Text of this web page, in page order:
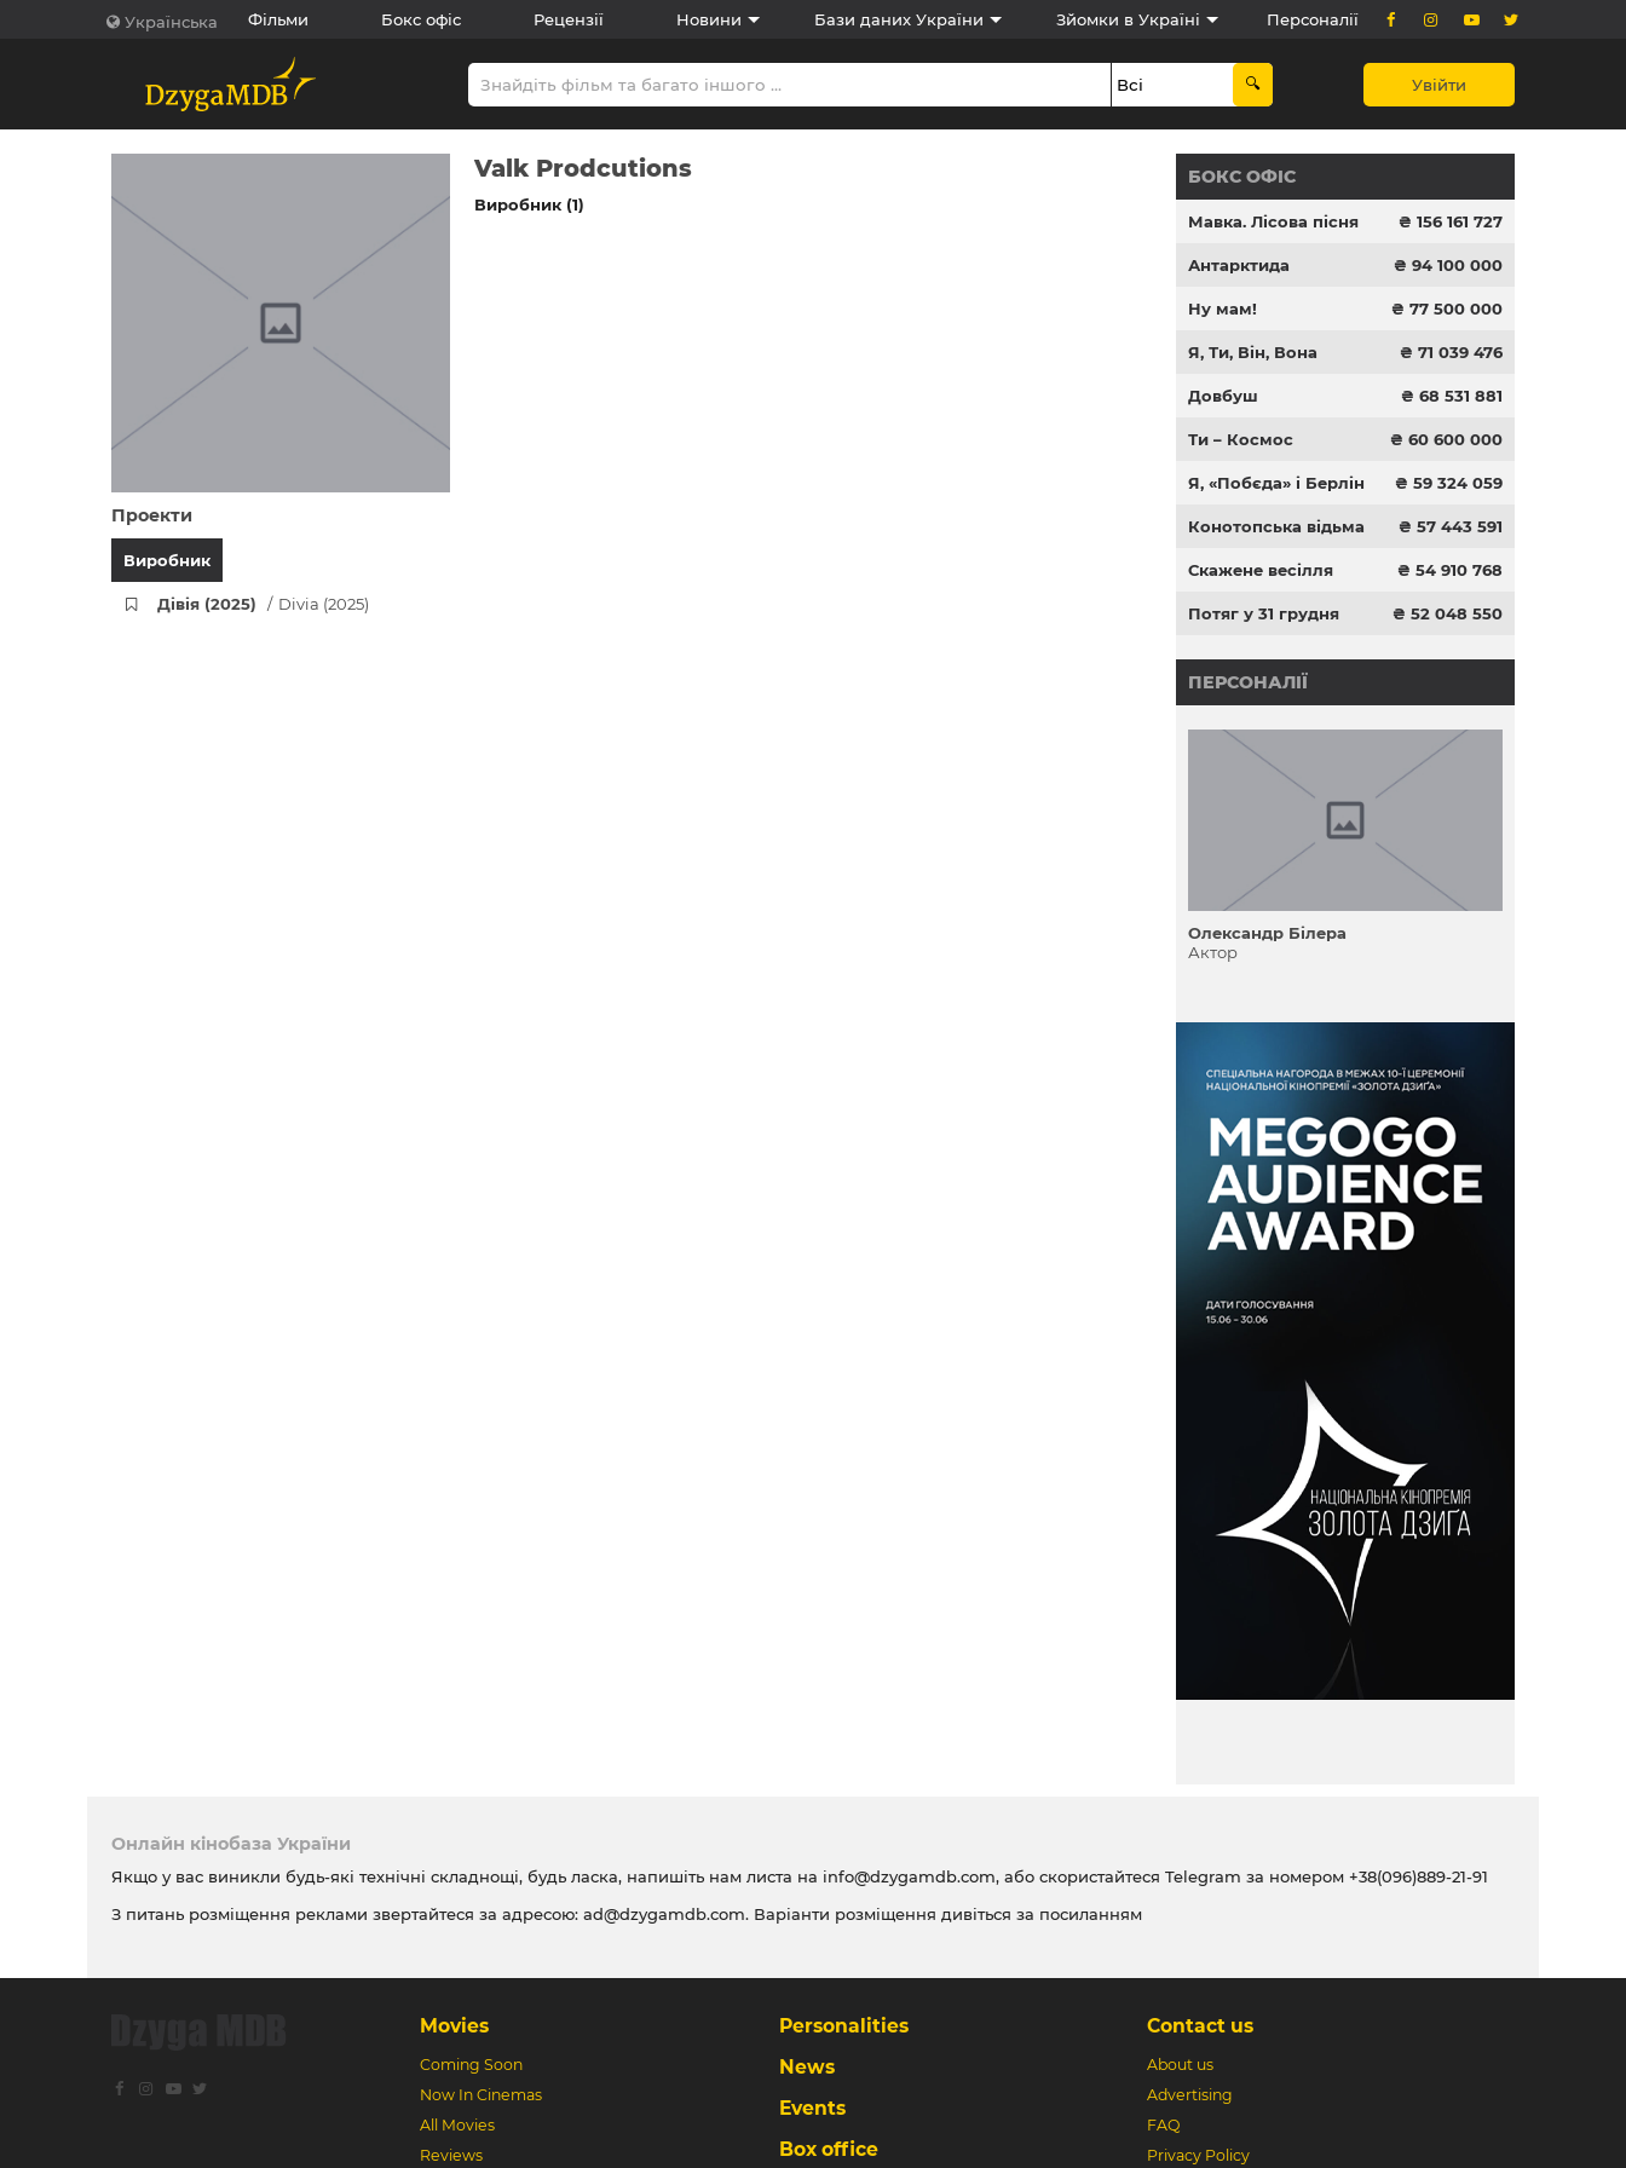
Українська Фільми Бокс офіс Рецензії Новини Бази даних України Зйомки в Україні Персоналії
Увійти
Valk Prodcutions
Виробник (1)
Проекти
Виробник
Дівія (2025) Divia (2025)
БОКС ОФІС
Мавка. Лісова пісня ₴ 156 161 727
Антарктида ₴ 94 100 000
Ну мам! ₴ 77 500 000
Я, Ти, Він, Вона ₴ 71 039 476
Довбуш ₴ 68 531 881
Ти – Космос ₴ 60 600 000
Я, «Побєда» і Берлін ₴ 59 324 059
Конотопська відьма ₴ 57 443 591
Скажене весілля ₴ 54 910 768
Потяг у 31 грудня ₴ 52 048 550
ПЕРСОНАЛІЇ
Олександр Білера
Актор
Онлайн кінобаза України
Якщо у вас виникли будь-які технічні складнощі, будь ласка, напишіть нам листа на info@dzygamdb.com, або скористайтеся Telegram за номером +38(096)889-21-91
З питань розміщення реклами звертайтеся за адресою: ad@dzygamdb.com. Варіанти розміщення дивіться за посиланням
Movies
Coming Soon
Now In Cinemas
All Movies
Reviews
Personalities
News
Events
Box office
Contact us
About us
Advertising
FAQ
Privacy Policy